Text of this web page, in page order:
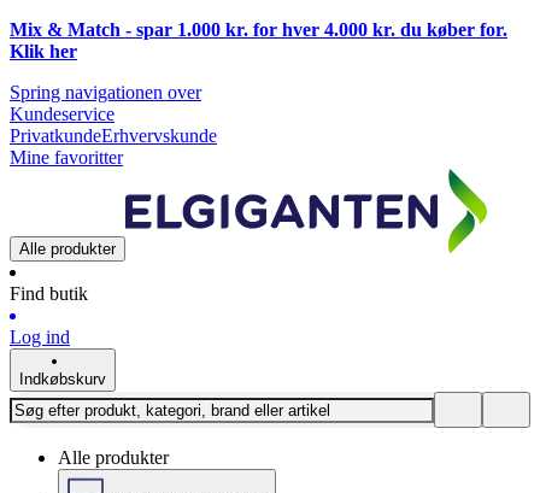
Mix & Match - spar 1.000 kr. for hver 4.000 kr. du køber for.
Klik her
Spring navigationen over
Kundeservice
PrivatkundeErhvervskunde
Mine favoritter
Alle produkter
Find butik
Log ind
Indkøbskurv
Alle produkter